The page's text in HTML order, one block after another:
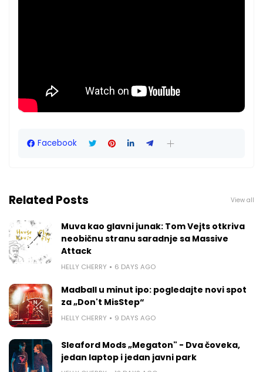
Facebook
Related Posts View all
Muva kao glavni junak: Tom Vejts otkriva
neobičnu stranu saradnje sa Massive
Attack
HELLY CHERRY 6 DAYS AGO
Madball u minut ipo: pogledajte novi spot
za „Don't MisStep“
HELLY CHERRY 9 DAYS AGO
Sleaford Mods „Megaton" - Dva čoveka,
jedan laptop i jedan javni park